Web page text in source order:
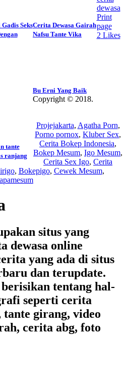
SeksCerita Dewasa Gairah
Nafsu Tante Vika
Bu Erni Yang Baik
tante
ranjang
dewasa
Print
page
2 Likes
Copyright © 2018.
Projejakarta, Agatha Porn,
Porno pornox, Kluber Sex,
Cerita Bokep Indonesia,
Bokep Mesum, Igo Mesum,
Cerita Sex Igo, Cerita
, Bokepigo, Cewek Mesum,
situs yang
dewasa online
yang ada di situs
dan terupdate.
tentang hal-
seperti cerita
tante girang, video
cerita abg, foto